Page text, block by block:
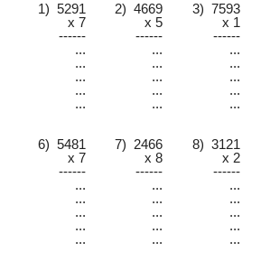
1) 5291
2) 4669 3) 7593
x 7
x 5 x 1
------
------ ------
...
... ...
...
... ...
...
... ...
...
... ...
...
... ...
6) 5481 7) 2466 8) 3121
x 7
x 8 x 2
------
------ ------
...
... ...
...
... ...
...
... ...
...
... ...
...
... ...